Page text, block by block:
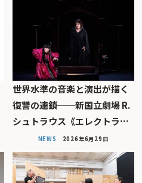
世界水準の音楽と演出が描く
復讐の連鎖──新国立劇場 R.
シュトラウス《エレクトラ…
NEWS 2026年6月29日